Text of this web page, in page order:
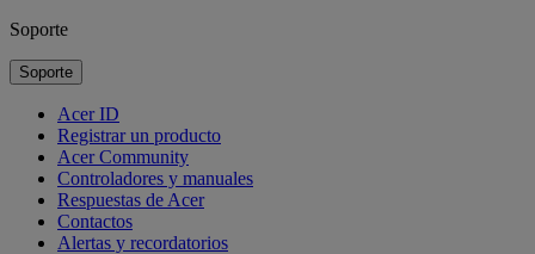
Soporte
Soporte
Acer ID
Registrar un producto
Acer Community
Controladores y manuales
Respuestas de Acer
Contactos
Alertas y recordatorios